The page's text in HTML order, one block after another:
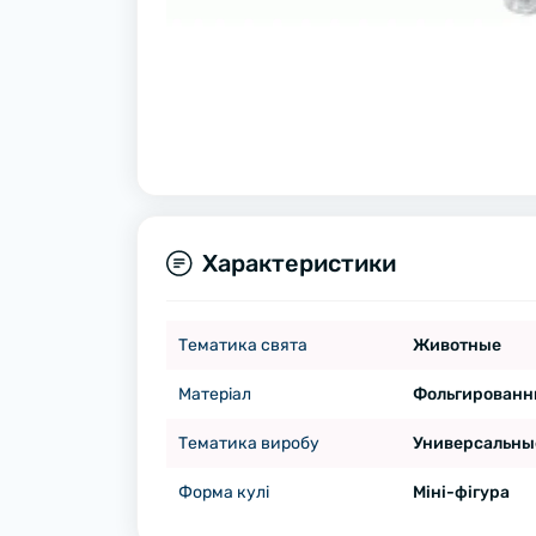
Характеристики
Тематика свята Животные
Матеріал
Тематика виробу
Форма кулі Міні-фігура